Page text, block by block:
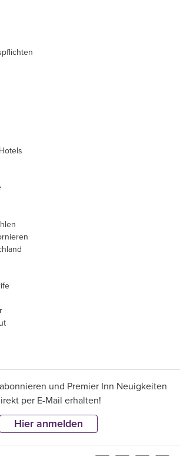
und Premier Inn Neuigkeiten
per E-Mail erhalten!
Hier anmelden